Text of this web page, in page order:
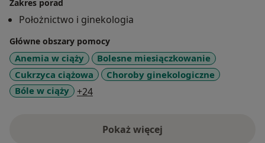
Zakres porad
Położnictwo i ginekologia
Główne obszary pomocy
Anemia w ciąży
Bolesne miesiączkowanie
Cukrzyca ciążowa
Choroby ginekologiczne
Bóle w ciąży
+24a11y_sr_more_diseases
Pokaż więcejo doświadczeniu